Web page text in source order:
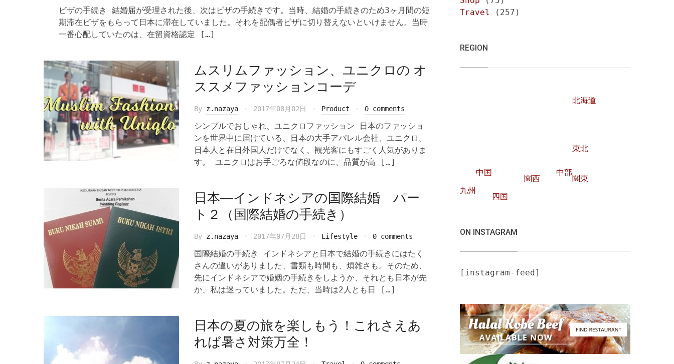
ビザの手続き 結婚届が受理された後、次はビザの手続きです。当時、結婚の手続きのため3ヶ月間の短
期滞在ビザをもらって日本に滞在していました。それを配偶者ビザに切り替えないといけません。当時
一番心配していたのは、在留資格認定 […]
ムスリムファッション、ユニクロの オ
ススメファッションコーデ
By z.nazaya 2017年08月02日 Product 0 comments
シンプルでおしゃれ、ユニクロファッション 日本のファッショ
ンを世界中に届けている、日本の大手アパレル会社、ユニクロ。
日本人と在日外国人だけでなく、観光客にもすごく人気がありま
す。 ユニクロはお手ごろな値段なのに、品質が高 […]
日本―インドネシアの国際結婚 パー
ト２（国際結婚の手続き）
By z.nazaya 2017年07月28日 Lifestyle 0 comments
国際結婚の手続き インドネシアと日本で結婚の手続きにはたく
さんの違いがありました、書類も時間も、煩雑さも。そのため、
先にインドネシアで婚姻の手続きをしようか、それとも日本が先
か、私は迷っていました。ただ、当時は2人とも日 […]
日本の夏の旅を楽しもう！これさえあ
れば暑さ対策万全！
Travel
(257)
REGION
北海道
東北
中部
中国
関西
関東
九州
四国
ON INSTAGRAM
[instagram-feed]